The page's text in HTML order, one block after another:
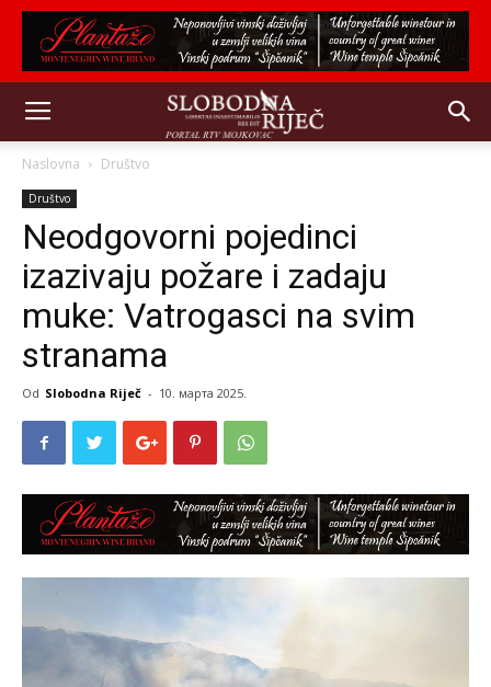
Naslovna Društvo
Društvo
Neodgovorni pojedinci
izazivaju požare i zadaju
muke: Vatrogasci na svim
stranama
Od Slobodna Riječ - 10. марта 2025.